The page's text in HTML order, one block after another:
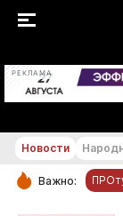
РЕКЛАМА
Новости
Важно: